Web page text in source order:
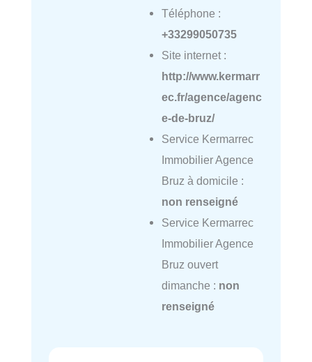
Téléphone :
+33299050735
Site internet :
http://www.kermarr
ec.fr/agence/agenc
e-de-bruz/
Service Kermarrec
Immobilier Agence
Bruz à domicile :
non renseigné
Service Kermarrec
Immobilier Agence
Bruz ouvert
dimanche : non
renseigné